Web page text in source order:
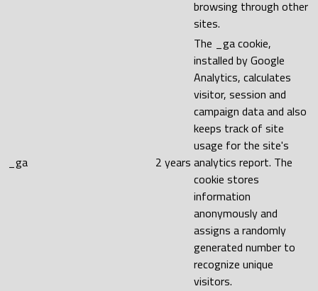
browsing through other
sites.
_ga 2 years
The _ga cookie,
installed by Google
Analytics, calculates
visitor, session and
campaign data and also
keeps track of site
usage for the site's
analytics report. The
cookie stores
information
anonymously and
assigns a randomly
generated number to
recognize unique
visitors.